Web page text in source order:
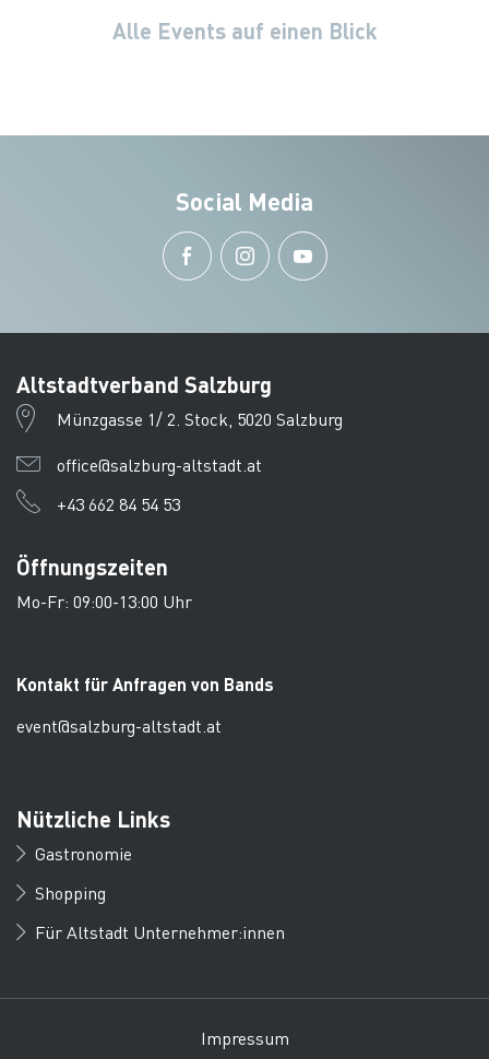
Alle Events auf einen Blick
Social Media
Altstadtverband Salzburg
Münzgasse 1/ 2. Stock, 5020 Salzburg
office@salzburg-altstadt.at
+43 662 84 54 53
Öffnungszeiten
Mo-Fr: 09:00-13:00 Uhr
Kontakt für Anfragen von Bands
event@salzburg-altstadt.at
Nützliche Links
Gastronomie
Shopping
Für Altstadt Unternehmer:innen
Impressum